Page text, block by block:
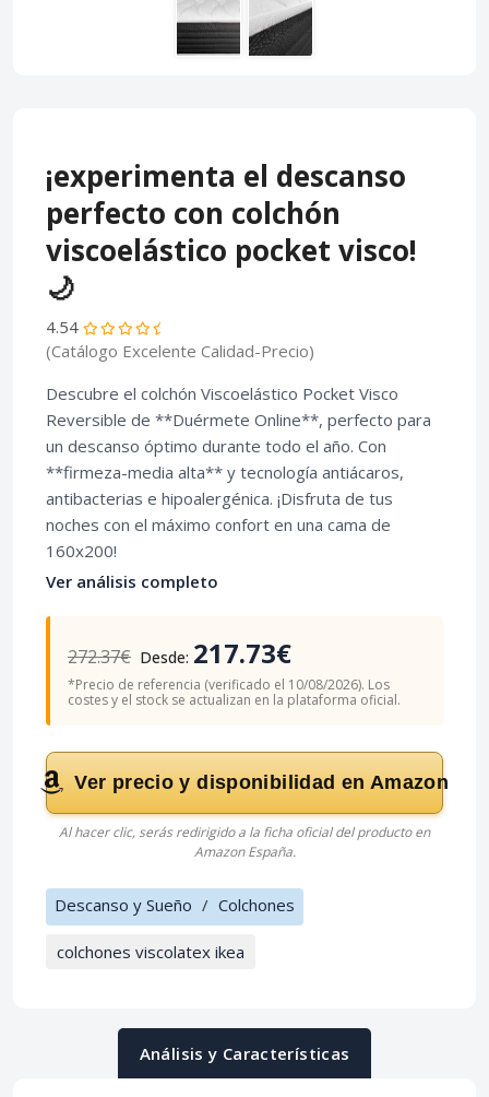
¡experimenta el descanso
perfecto con colchón
viscoelástico pocket visco!
🌙
4.54
(Catálogo Excelente Calidad-Precio)
Descubre el colchón Viscoelástico Pocket Visco
Reversible de **Duérmete Online**, perfecto para
un descanso óptimo durante todo el año. Con
**firmeza-media alta** y tecnología antiácaros,
antibacterias e hipoalergénica. ¡Disfruta de tus
noches con el máximo confort en una cama de
160x200!
Ver análisis completo
272.37€ Desde: 217.73€
*Precio de referencia (verificado el 10/08/2026). Los
costes y el stock se actualizan en la plataforma oficial.
Ver precio y disponibilidad en Amazon
Al hacer clic, serás redirigido a la ficha oficial del producto en
Amazon España.
Descanso y Sueño / Colchones
colchones viscolatex ikea
Análisis y Características